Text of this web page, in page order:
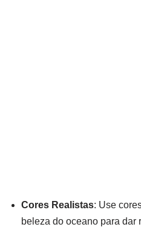
Cores Realistas: Use
beleza do oceano para dar